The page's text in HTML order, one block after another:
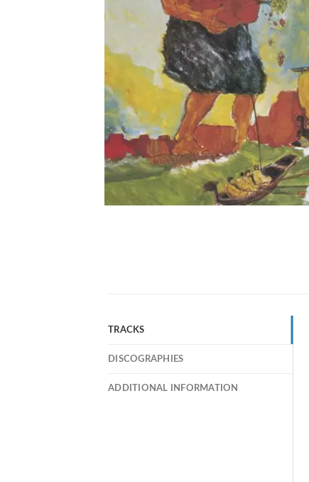
TRACKS
DISCOGRAPHIES
ADDITIONAL INFORMATION